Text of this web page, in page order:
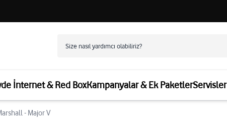
İnternet & Red BoxKampanyalar & Ek PaketlerServisler
- Major V